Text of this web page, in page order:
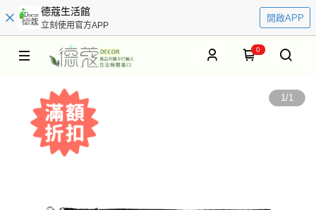
德蔻生活館
立刻使用官方APP
開啟APP
0
1/1